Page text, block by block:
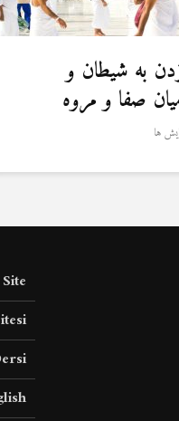
به شیطان و
صفا و مروه